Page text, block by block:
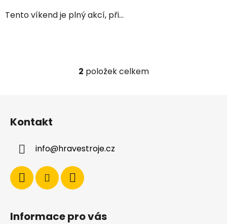
Tento víkend je plný akcí, při...
O
c
í
2 položek celkem
Kontakt
info@hravestroje.cz
Informace pro vás